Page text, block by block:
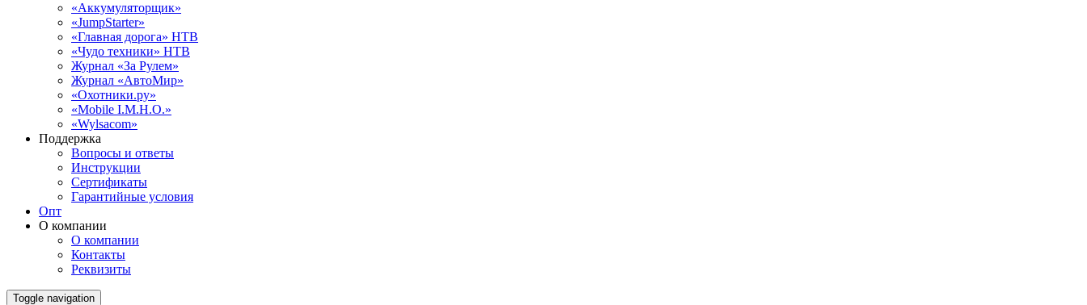
«Аккумуляторщик»
«JumpStarter»
«Главная дорога» НТВ
«Чудо техники» НТВ
Журнал «За Рулем»
Журнал «АвтоМир»
«Охотники.ру»
«Mobile I.M.H.O.»
«Wylsacom»
Поддержка
Вопросы и ответы
Инструкции
Сертификаты
Гарантийные условия
Опт
О компании
О компании
Контакты
Реквизиты
Toggle navigation